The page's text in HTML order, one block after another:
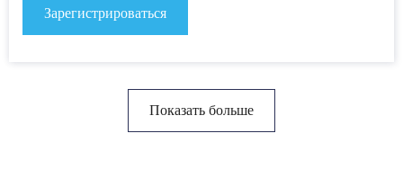
Зарегистрироваться
Показать больше